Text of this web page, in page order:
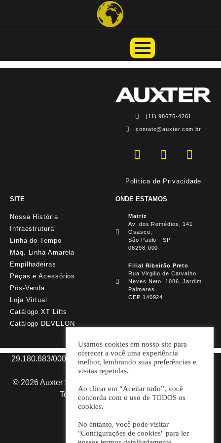
(11) 98675-4261
contato@auxter.com.br
Política de Privacidade
SITE
Nossa História
Infraestrutura
Linha do Tempo
Máq. Linha Amarela
Empilhadeiras
Peças e Acessórios
Pós-Venda
Loja Virtual
Catálogo XT Lifts
Catálogo DEVELON
ONDE ESTAMOS
Matriz
Av. dos Remédios, 141
Osasco,
São Paulo - SP
06298-000
Filial Ribeirão Preto
Rua Virgilio de Carvalho
Neves Neto, 1086, Jardim
Palmares
CEP 140924
29.180.683/0001-98 AUXTER SP MÁQUINAS E PARTS
LTDA.
© 2026 Auxter Soluções em Máquinas e Equipamentos.
Todos os direitos reservados.
Usamos cookies em nosso site para
oferecer a você uma experiência
melhor, lembrando suas preferências e
visitas repetidas.
Ao clicar em “Aceitar tudo”, você
concorda com o uso de TODOS os
cookies.
No entanto, você pode visitar
"Configurações de cookies" para ler